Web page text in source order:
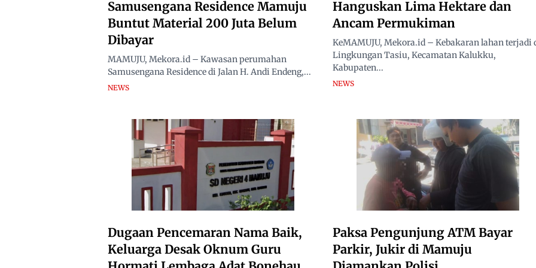
Samusengana Residence Mamuju
Buntut Material 200 Juta Belum
Dibayar
MAMUJU, Mekora.id – Kawasan perumahan
Samusengana Residence di Jalan H. Andi Endeng,...
NEWS
Hanguskan Lima Hektare dan
Ancam Permukiman
KeMAMUJU, Mekora.id – Kebakaran lahan terjadi
Lingkungan Tasiu, Kecamatan Kalukku,
Kabupaten...
NEWS
Dugaan Pencemaran Nama Baik,
Keluarga Desak Oknum Guru
Paksa Pengunjung ATM Bayar
Parkir, Jukir di Mamuju